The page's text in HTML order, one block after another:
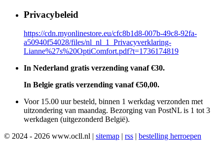
Privacybeleid
https://cdn.myonlinestore.eu/cfc8b1d8-007b-49c8-92fa-
a50940f54028/files/nl_nl_1_Privacyverklaring-
Lianne%27s%20OptiComfort.pdf?t=1736174819
In Nederland gratis verzending vanaf €30.
In Belgie gratis verzending vanaf €50,00.
Voor 15.00 uur besteld, binnen 1 werkdag verzonden met
uitzondering van maandag. Bezorging van PostNL is 1 tot 3
werkdagen (uitgezonderd België).
© 2024 - 2026 www.ocll.nl | sitemap | rss | bestelling herroepen